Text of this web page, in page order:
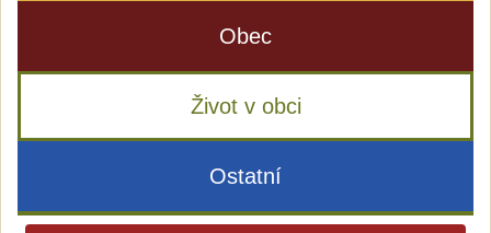
Obec
Život v obci
Ostatní